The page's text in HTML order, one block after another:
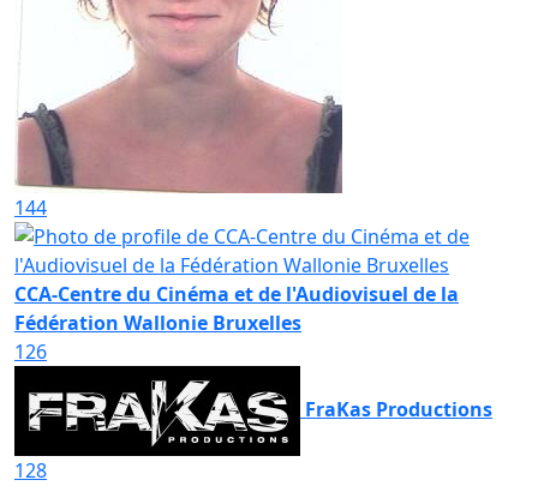
144
CCA-Centre du Cinéma et de l'Audiovisuel de la
Fédération Wallonie Bruxelles
126
FraKas Productions
128